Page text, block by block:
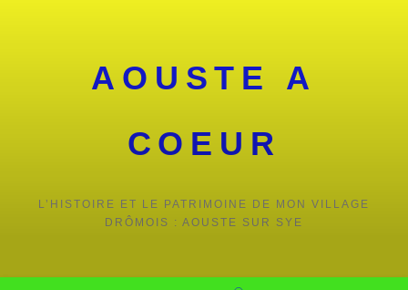
AOUSTE A
COEUR
L’HISTOIRE ET LE PATRIMOINE DE MON VILLAGE
DRÔMOIS : AOUSTE SUR SYE